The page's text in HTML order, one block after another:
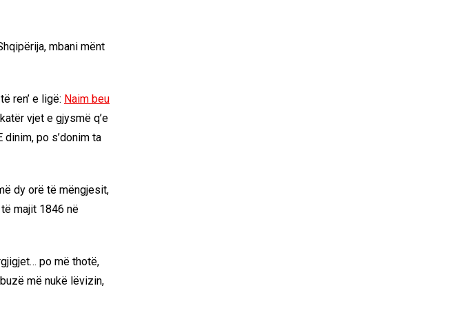
mbani mënt
ren’ e ligë: Naim beu
vjet e gjysmë q’e
po s’donim ta
dy orë të mëngjesit,
majit 1846 në
po më thotë,
më nukë lëvizin,